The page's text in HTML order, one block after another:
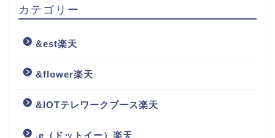
カテゴリー
&est楽天
&flower楽天
&IOTテレワークブース楽天
.e（ドットイー）楽天